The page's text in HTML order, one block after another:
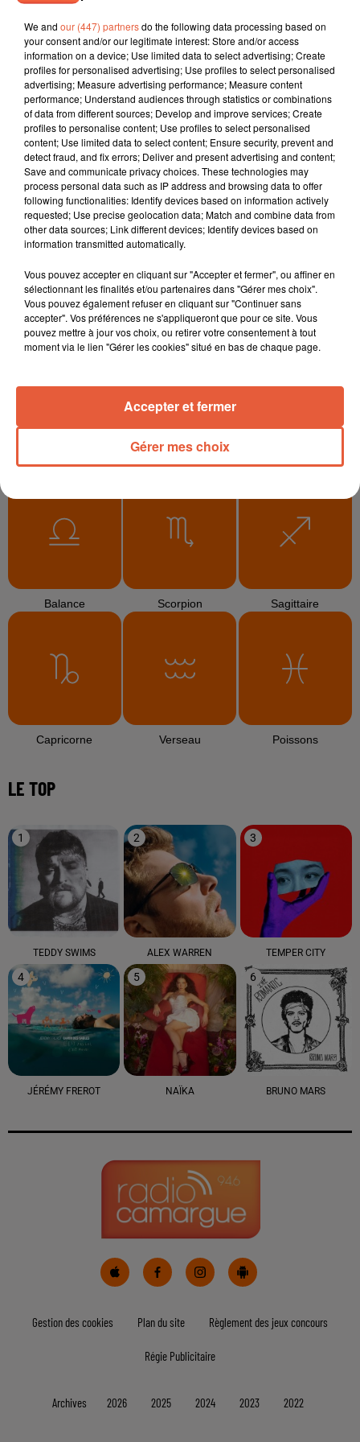
ZAHO
Comme Caroline
DAMIANO DAVID
Next Summer
ALIZÉE
Moi... Lolita
L'HOROSCOPE
Bélier Taureau Gémeaux
Cancer Lion Vierge
Balance Scorpion Sagittaire
Capricorne Verseau Poissons
LE TOP
1
TEDDY SWIMS
2
ALEX WARREN
3
TEMPER CITY
4
JÉRÉMY FREROT
5
NAÏKA
6
BRUNO MARS
Gestion des cookies Plan du site Règlement des jeux concours
Régie Publicitaire
Archives 2026 2025 2024 2023 2022
We and our (447) partnersdo the following data processing based on
your consent and/or our legitimate interest: Store and/or access
information on a device; Use limited data to select advertising; Create
profiles for personalised advertising; Use profiles to select personalised
advertising; Measure advertising performance; Measure content
performance; Understand audiences through statistics or combinations
of data from different sources; Develop and improve services; Create
profiles to personalise content; Use profiles to select personalised
content; Use limited data to select content; Ensure security, prevent and
detect fraud, and fix errors; Deliver and present advertising and content;
Save and communicate privacy choices. These technologies may
process personal data such as IP address and browsing data to offer
following functionalities: Identify devices based on information actively
requested; Use precise geolocation data; Match and combine data from
other data sources; Link different devices; Identify devices based on
information transmitted automatically.
Vous pouvez accepter en cliquant sur "Accepter et fermer", ou affiner en
sélectionnant les finalités et/ou partenaires dans "Gérer mes choix".
Vous pouvez également refuser en cliquant sur "Continuer sans
accepter". Vos préférences ne s'appliqueront que pour ce site. Vous
pouvez mettre à jour vos choix, ou retirer votre consentement à tout
moment via le lien "Gérer les cookies" situé en bas de chaque page.
Gérer mes choix
Accepter et fermer